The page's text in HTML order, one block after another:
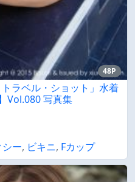
48P
ラベル・ショット」水着
Vol.080 写真集
ー, ビキニ, Fカップ